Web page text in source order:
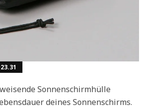
Sonnenschirmhülle
deines Sonnenschirms.